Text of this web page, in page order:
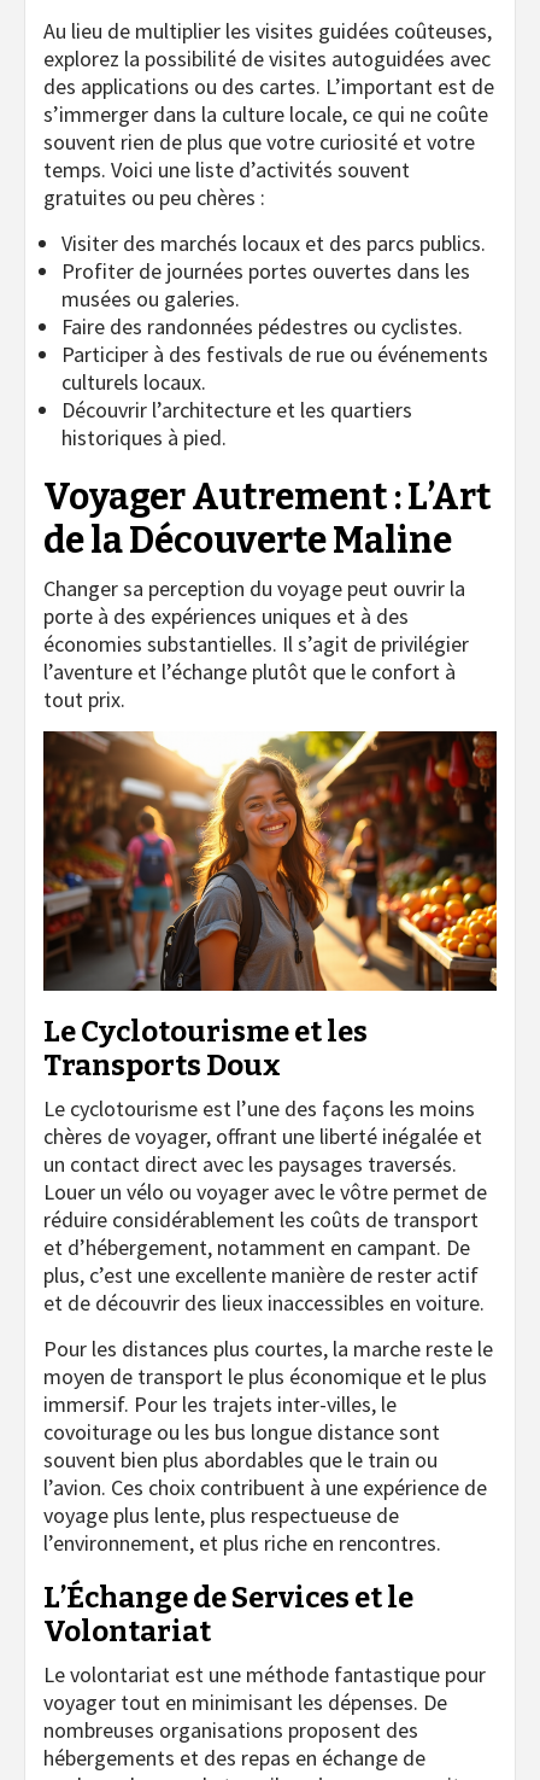
Au lieu de multiplier les visites guidées coûteuses,
explorez la possibilité de visites autoguidées avec
des applications ou des cartes. L’important est de
s’immerger dans la culture locale, ce qui ne coûte
souvent rien de plus que votre curiosité et votre
temps. Voici une liste d’activités souvent
gratuites ou peu chères :
Visiter des marchés locaux et des parcs publics.
Profiter de journées portes ouvertes dans les
musées ou galeries.
Faire des randonnées pédestres ou cyclistes.
Participer à des festivals de rue ou événements
culturels locaux.
Découvrir l’architecture et les quartiers
historiques à pied.
Voyager Autrement : L’Art
de la Découverte Maline
Changer sa perception du voyage peut ouvrir la
porte à des expériences uniques et à des
économies substantielles. Il s’agit de privilégier
l’aventure et l’échange plutôt que le confort à
tout prix.
Le Cyclotourisme et les
Transports Doux
Le cyclotourisme est l’une des façons les moins
chères de voyager, offrant une liberté inégalée et
un contact direct avec les paysages traversés.
Louer un vélo ou voyager avec le vôtre permet de
réduire considérablement les coûts de transport
et d’hébergement, notamment en campant. De
plus, c’est une excellente manière de rester actif
et de découvrir des lieux inaccessibles en voiture.
Pour les distances plus courtes, la marche reste le
moyen de transport le plus économique et le plus
immersif. Pour les trajets inter-villes, le
covoiturage ou les bus longue distance sont
souvent bien plus abordables que le train ou
l’avion. Ces choix contribuent à une expérience de
voyage plus lente, plus respectueuse de
l’environnement, et plus riche en rencontres.
L’Échange de Services et le
Volontariat
Le volontariat est une méthode fantastique pour
voyager tout en minimisant les dépenses. De
nombreuses organisations proposent des
hébergements et des repas en échange de